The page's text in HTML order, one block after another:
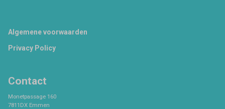
Footer
Algemene voorwaarden
Privacy Policy
Contact
Monetpassage 160
7811DX Emmen